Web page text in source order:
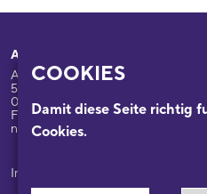
COOKIES
Damit diese Seite richtig
Cookies.
Adresse
Appellhofplatz 23-25
50667 Köln
0221/221-26332
Führungen: 0221/2212-6331
nsdok@stadt-koeln.de
Impressum / Datenschutz